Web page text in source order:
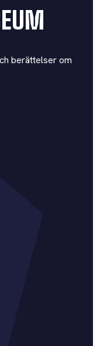
berättelser om